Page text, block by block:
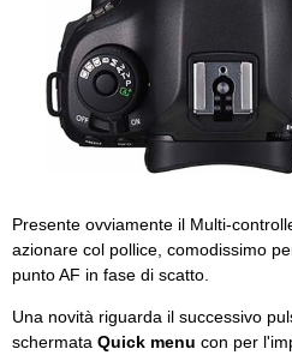
Presente ovviamente il Multi-
azionare col pollice, comodissimo
punto AF in fase di scatto.
Una novità riguarda il successivo
schermata Quick menu con per